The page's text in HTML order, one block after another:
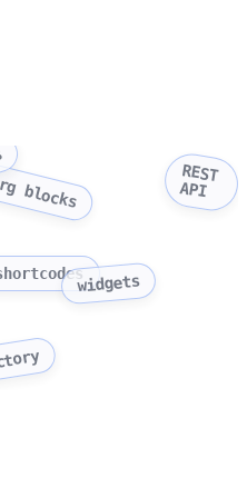
blocks REST
API
widgets